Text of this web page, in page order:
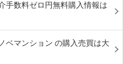
手数料ゼロ円無料購入情報は
ベマンション の購入売買は大